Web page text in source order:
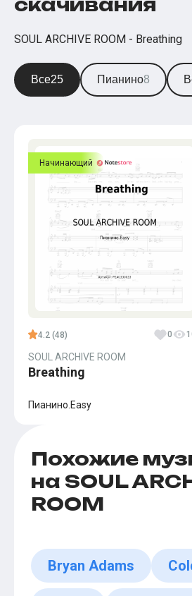
SOUL ARCHIVE ROOM - Breathing
Все25 Пианино8
Начинающий
4.2 (48) 0
SOUL ARCHIVE ROOM
Breathing
Пианино.Easy
Похожие
на SOUL
ROOM
Bryan Adams